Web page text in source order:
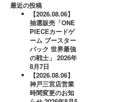
最近の投稿
【2026.08.06】
抽選販売「ONE
PIECEカードゲ
ーム ブースター
パック 世界最強
の戦士」 2026年
8月7日
【2026.08.06】
神戸三宮店営業
時間変更のお知